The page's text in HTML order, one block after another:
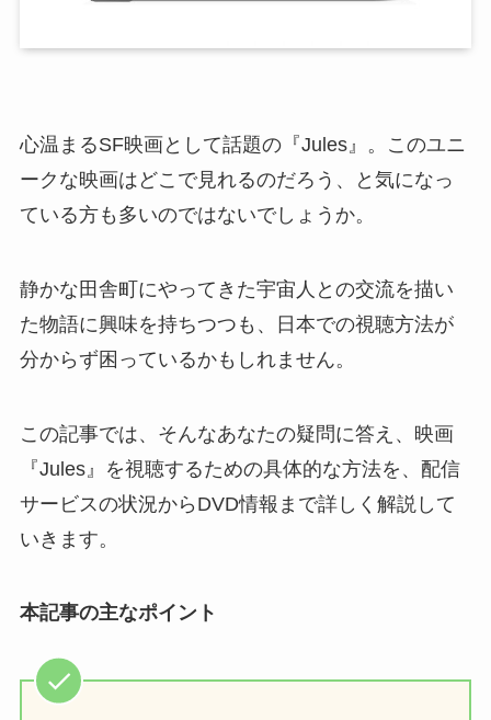
心温まるSF映画として話題の『Jules』。このユニ
ークな映画はどこで見れるのだろう、と気になっ
ている方も多いのではないでしょうか。
静かな田舎町にやってきた宇宙人との交流を描い
た物語に興味を持ちつつも、日本での視聴方法が
分からず困っているかもしれません。
この記事では、そんなあなたの疑問に答え、映画
『Jules』を視聴するための具体的な方法を、配信
サービスの状況からDVD情報まで詳しく解説して
いきます。
本記事の主なポイント